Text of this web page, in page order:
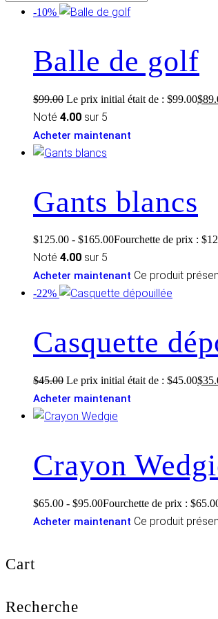
-10%
Balle de golf
$99.00 Le prix initial était de : $99.00$
Noté 4.00 sur 5
Acheter maintenant
Gants blancs
$125.00 - $165.00Fourchette de prix :
Noté 4.00 sur 5
Acheter maintenant Ce produit
-22%
Casquette
$45.00 Le prix initial était de : $45.00$
Acheter maintenant
Crayon
$65.00 - $95.00Fourchette de prix :
Acheter maintenant Ce produit
Cart
Recherche